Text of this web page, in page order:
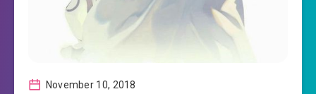
November 10, 2018